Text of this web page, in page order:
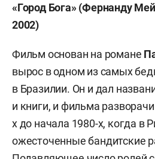
«Город Бога» (Фернанду
2002)
Фильм основан на романе
вырос в одном из самых
в Бразилии. Он и дал
и книги, и фильма
х до начала 1980-х, когда в
ожесточенные бандитские